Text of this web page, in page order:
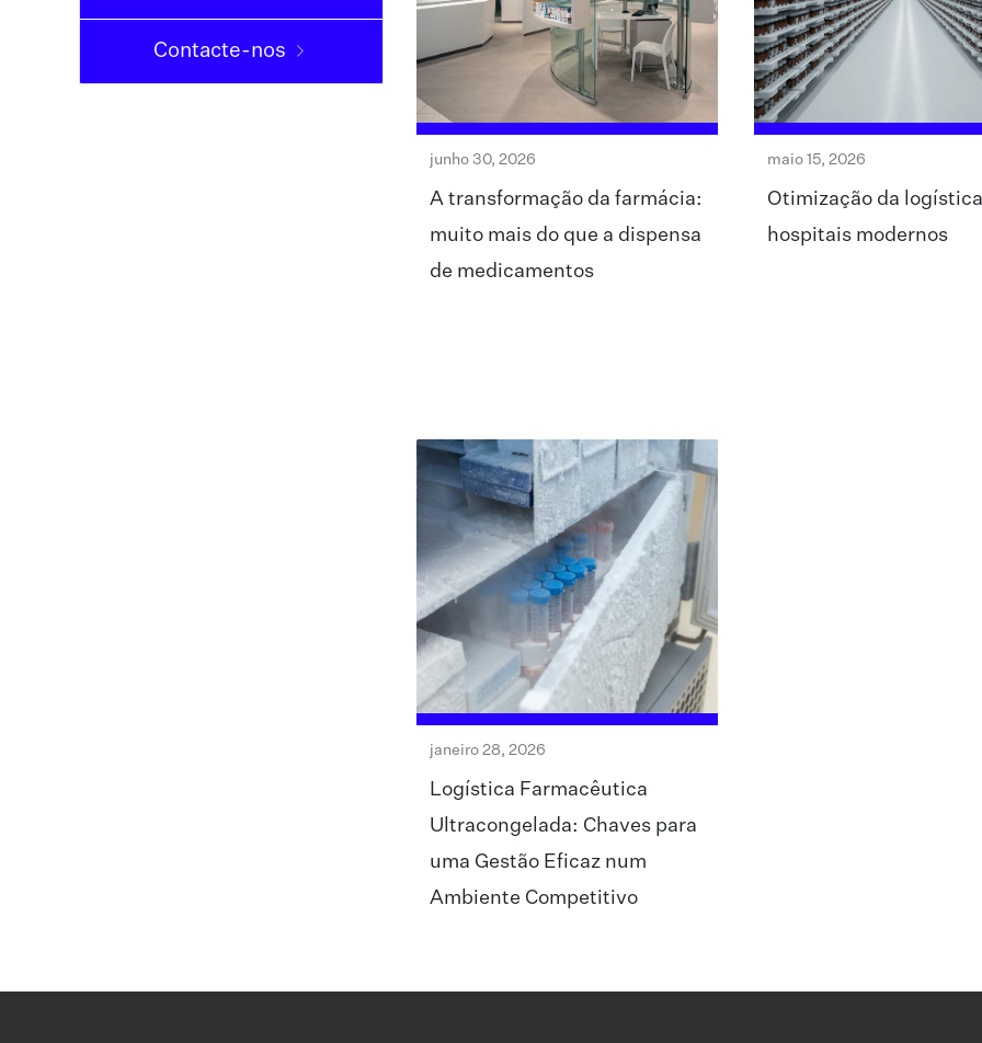
Contacte-nos
junho 30, 2026
A transformação da farmácia:
muito mais do que a dispensa
de medicamentos
maio 15, 2026
Otimização da
hospitais modernos
janeiro 28, 2026
Logística Farmacêutica
Ultracongelada: Chaves para
uma Gestão Eficaz num
Ambiente Competitivo